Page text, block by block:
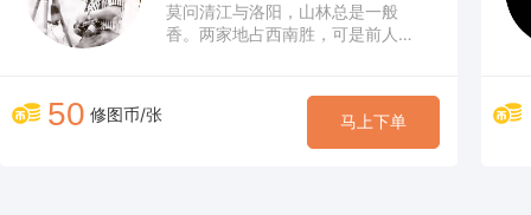
莫问清江与洛阳，山林总是一般
香。两家地占西南胜，可是前人例
50 修图币/张 马上下单